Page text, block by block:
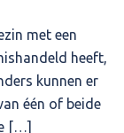
met een
heeft,
kunnen er
één of beide
[…]